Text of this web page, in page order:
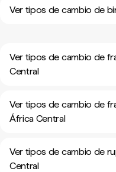
Ver tipos de cambio de
Ver tipos de cambio de
Central
Ver tipos de cambio de
África Central
Ver tipos de cambio de
Central